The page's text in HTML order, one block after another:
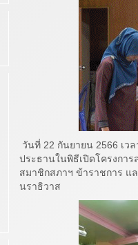
วันที่ 22 กันยายน 2566 เว
ประธานในพิธีเปิดโครงกา
สมาชิกสภาฯ ข้าราชการ แ
นราธิวาส